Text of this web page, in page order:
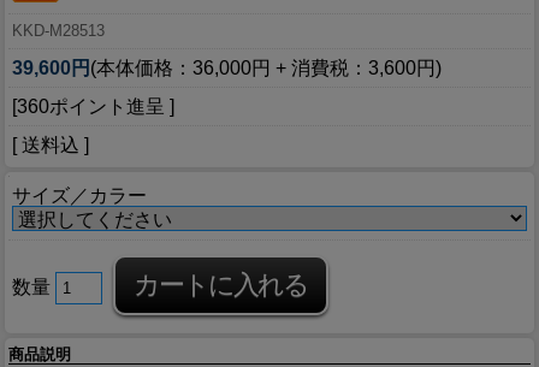
KKD-M28513
39,600円 (本体価格：36,000円 + 消費税：3,600円)
[360ポイント進呈 ]
[ 送料込 ]
サイズ／カラー
数量
商品説明